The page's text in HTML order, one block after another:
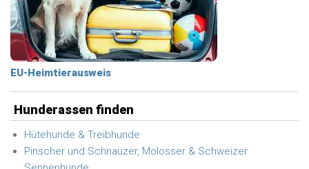
EU-Heimtierausweis
Hunderassen finden
Hütehunde & Treibhunde
Pinscher und Schnauzer, Molosser & Schweizer